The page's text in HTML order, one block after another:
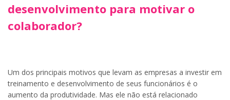
desenvolvimento para motivar o
colaborador?
Um dos principais motivos que levam as empresas a investir em
treinamento e desenvolvimento de seus funcionários é o
aumento da produtividade. Mas ele não está relacionado